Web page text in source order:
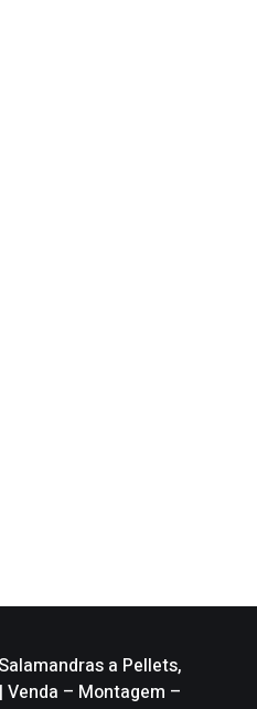
a Pellets,
Venda – Montagem –